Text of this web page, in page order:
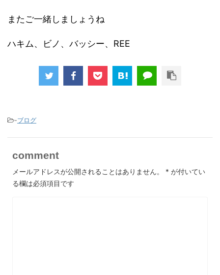
またご一緒しましょうね
ハキム、ビノ、バッシー、REE
-ブログ
comment
メールアドレスが公開されることはありません。 * が付いてい
る欄は必須項目です